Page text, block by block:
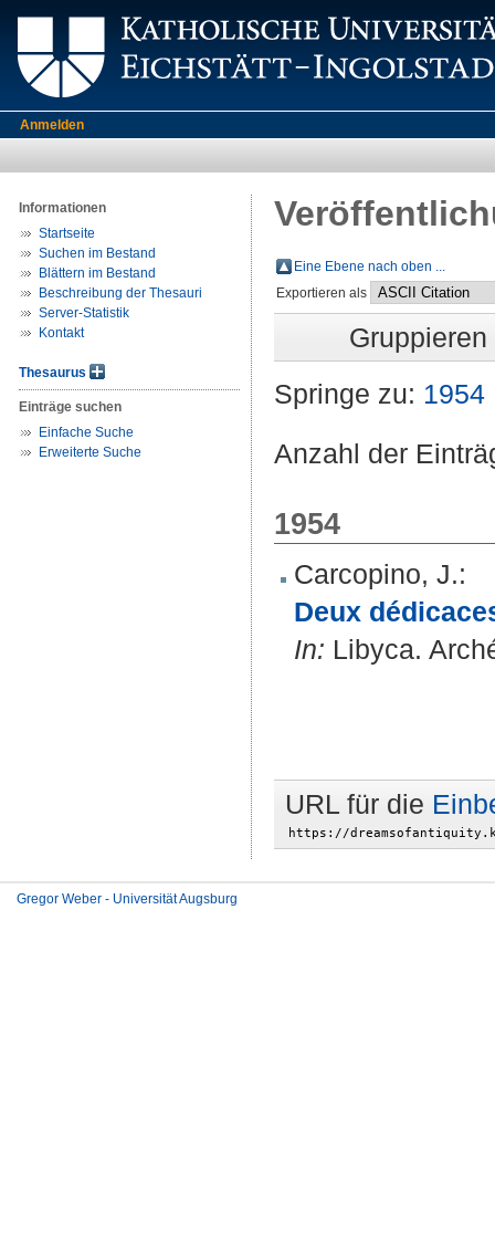
Anmelden
Informationen
Startseite
Suchen im Bestand
Blättern im Bestand
Beschreibung der Thesauri
Server-Statistik
Kontakt
Thesaurus
Einträge suchen
Einfache Suche
Erweiterte Suche
Eine Ebene nach oben ...
Exportieren als
Springe zu: 1954
Anzahl der
1954
Carcopino, J.:
Deux
In: Libyca.
URL für die
Gregor Weber - Universität Augsburg